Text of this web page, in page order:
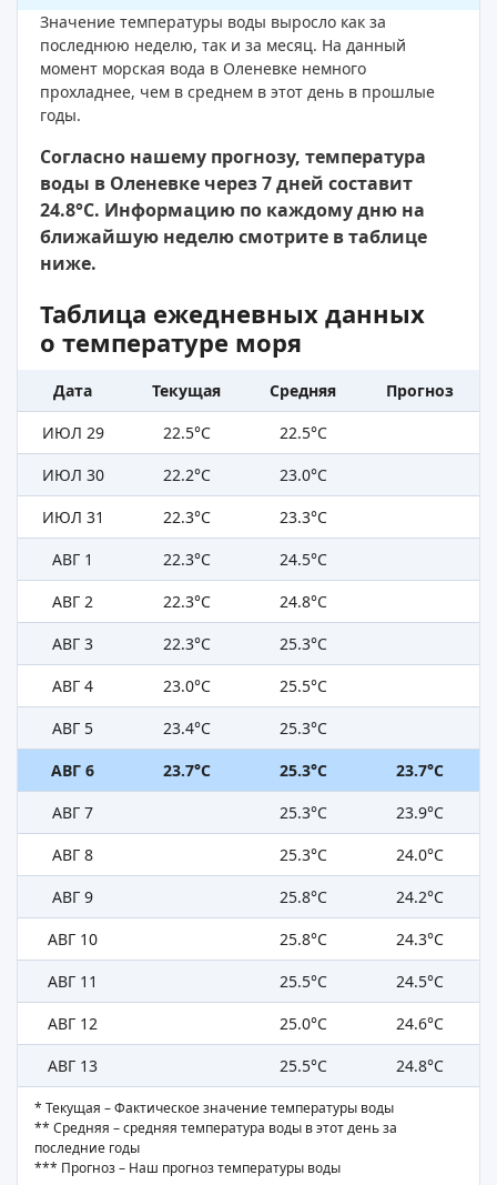
Значение температуры воды выросло как за
последнюю неделю, так и за месяц. На данный
момент морская вода в Оленевке немного
прохладнее, чем в среднем в этот день в прошлые
годы.
Согласно нашему прогнозу, температура
воды в Оленевке через 7 дней составит
24.8°C. Информацию по каждому дню на
ближайшую неделю смотрите в таблице
ниже.
Таблица ежедневных данных
о температуре моря
Дата Текущая Средняя
Прогноз
ИЮЛ 29
22.5°C
22.5°C
ИЮЛ 30
22.2°C
23.0°C
ИЮЛ 31
22.3°C
23.3°C
АВГ 1
22.3°C
24.5°C
АВГ 2
22.3°C
24.8°C
АВГ 3
22.3°C
25.3°C
АВГ 4
23.0°C
25.5°C
АВГ 5
23.4°C
25.3°C
АВГ 6
23.7°C 25.3°C
23.7°C
АВГ 7
25.3°C
23.9°C
АВГ 8
25.3°C
24.0°C
АВГ 9
25.8°C
24.2°C
АВГ 10
25.8°C
24.3°C
АВГ 11
25.5°C
24.5°C
АВГ 12
25.0°C
24.6°C
АВГ 13
25.5°C 24.8°C
* Текущая – Фактическое значение температуры воды
** Средняя – средняя температура воды в этот день за
последние годы
*** Прогноз – Наш прогноз температуры воды